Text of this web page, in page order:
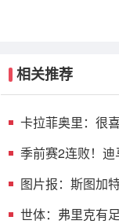
相关推荐
卡拉菲奥里：很
季前赛2连败！
图片报：斯图加
世体：弗里克有